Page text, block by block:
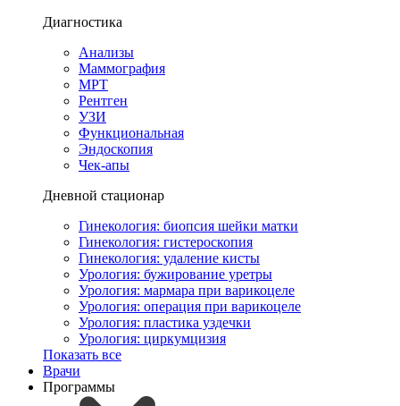
Диагностика
Анализы
Маммография
МРТ
Рентген
УЗИ
Функциональная
Эндоскопия
Чек-апы
Дневной стационар
Гинекология: биопсия шейки матки
Гинекология: гистероскопия
Гинекология: удаление кисты
Урология: бужирование уретры
Урология: мармара при варикоцеле
Урология: операция при варикоцеле
Урология: пластика уздечки
Урология: циркумцизия
Показать все
Врачи
Программы